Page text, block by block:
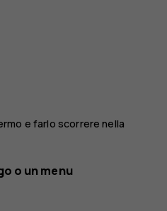
e farlo scorrere nella
o un menu